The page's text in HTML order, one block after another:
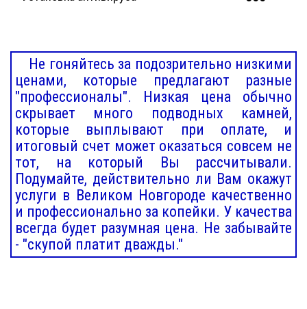
Не гоняйтесь за подозрительно низкими
ценами, которые предлагают разные
"профессионалы". Низкая цена обычно
скрывает много подводных камней,
которые выплывают при оплате, и
итоговый счет может оказаться совсем не
тот, на который Вы рассчитывали.
Подумайте, действительно ли Вам окажут
услуги в Великом Новгороде качественно
и профессионально за копейки. У качества
всегда будет разумная цена. Не забывайте
- "скупой платит дважды."